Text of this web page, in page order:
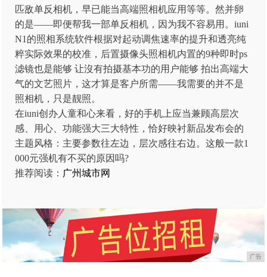
匹敌单反相机，早已能当高端照相机应用等等。然并卵
的是——即便帮我一部单反相机，因为我不容易用。iuni
N1的照相系统软件根据对起动调焦速率的提升和透亮纯
粹实际效果的校准，后置摄像头照相机内置的9种即时ps
滤镜也是能够 让沒有拍摄基本功的用户能够 拍出高端大
气的文艺照片，这才算是客户所需——我需要的并不是
照相机，只是靓照。
在iuni创办人童和心来看，好的手机上应当兼顾高层次
感、用心、功能强大三大特性，恰好映衬新品发布会的
主题风格：主要参数往左边，层次感往右边。这般一款1
000元强机有不买的原因吗?
推荐阅读： 广州城市网
广告